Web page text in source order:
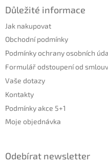
Důležité informace
Jak nakupovat
Obchodní podmínky
Podmínky ochrany osobních
Formulář odstoupení od
Vaše dotazy
Kontakty
Podmínky akce 5+1
Moje objednávka
Odebírat newsletter